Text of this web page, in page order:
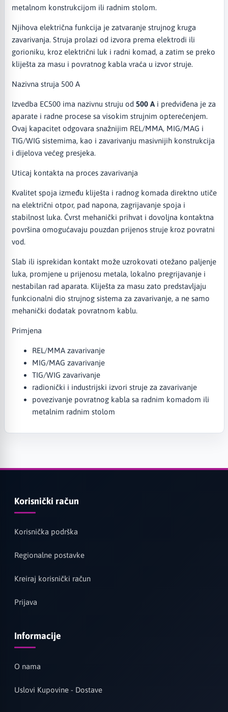
metalnom konstrukcijom ili radnim stolom.
Njihova električna funkcija je zatvaranje strujnog kruga
zavarivanja. Struja prolazi od izvora prema elektrodi ili
gorioniku, kroz električni luk i radni komad, a zatim se preko
kliješta za masu i povratnog kabla vraća u izvor struje.
Nazivna struja 500 A
Izvedba EC500 ima nazivnu struju od 500 Ai predviđena je za
aparate i radne procese sa visokim strujnim opterećenjem.
Ovaj kapacitet odgovara snažnijim REL/MMA, MIG/MAG i
TIG/WIG sistemima, kao i zavarivanju masivnijih konstrukcija
i dijelova većeg presjeka.
Uticaj kontakta na proces zavarivanja
Kvalitet spoja između kliješta i radnog komada direktno utiče
na električni otpor, pad napona, zagrijavanje spoja i
stabilnost luka. Čvrst mehanički prihvat i dovoljna kontaktna
površina omogućavaju pouzdan prijenos struje kroz povratni
vod.
Slab ili isprekidan kontakt može uzrokovati otežano paljenje
luka, promjene u prijenosu metala, lokalno pregrijavanje i
nestabilan rad aparata. Kliješta za masu zato predstavljaju
funkcionalni dio strujnog sistema za zavarivanje, a ne samo
mehanički dodatak povratnom kablu.
Primjena
REL/MMA zavarivanje
MIG/MAG zavarivanje
TIG/WIG zavarivanje
radionički i industrijski izvori struje za zavarivanje
povezivanje povratnog kabla sa radnim komadom ili
metalnim radnim stolom
Korisnički račun
Korisnička podrška
Regionalne postavke
Kreiraj korisnički račun
Prijava
Informacije
O nama
Uslovi Kupovine - Dostave